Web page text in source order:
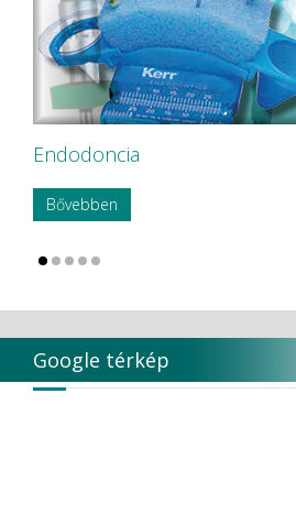
Endodoncia
Bővebben
Google térkép